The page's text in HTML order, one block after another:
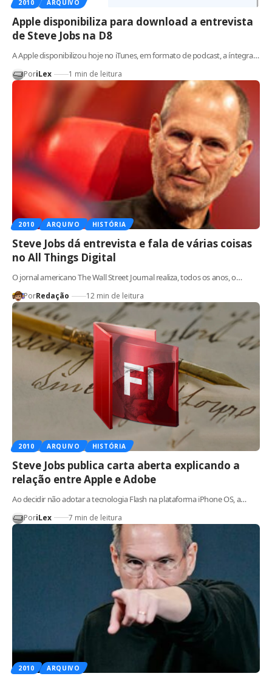
2010 ARQUIVO
Apple disponibiliza para download a entrevista
de Steve Jobs na D8
A Apple disponibilizou hoje no iTunes, em formato de podcast, a íntegra…
PoriLex 1 min de leitura
2010 ARQUIVO HISTÓRIA
Steve Jobs dá entrevista e fala de várias coisas
no All Things Digital
O jornal americano The Wall Street Journal realiza, todos os anos, o…
PorRedação 12 min de leitura
2010 ARQUIVO HISTÓRIA
Steve Jobs publica carta aberta explicando a
relação entre Apple e Adobe
Ao decidir não adotar a tecnologia Flash na plataforma iPhone OS, a…
PoriLex 7 min de leitura
2010 ARQUIVO